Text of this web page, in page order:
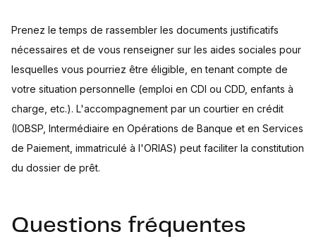
Prenez le temps de rassembler les documents justificatifs
nécessaires et de vous renseigner sur les aides sociales pour
lesquelles vous pourriez être éligible, en tenant compte de
votre situation personnelle (emploi en CDI ou CDD, enfants à
charge, etc.). L'accompagnement par un courtier en crédit
(IOBSP, Intermédiaire en Opérations de Banque et en Services
de Paiement, immatriculé à l'ORIAS) peut faciliter la constitution
du dossier de prêt.
Questions fréquentes